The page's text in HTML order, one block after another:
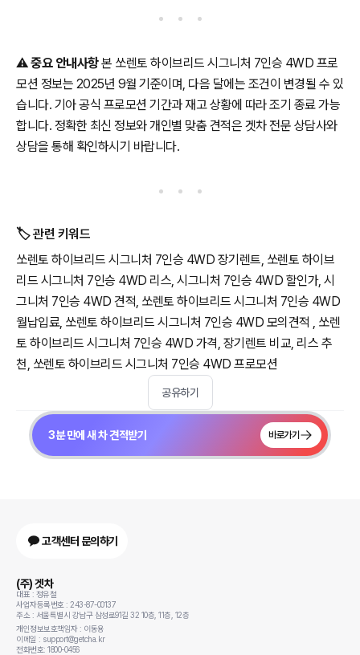
⚠️중요 안내사항본 쏘렌토 하이브리드 시그니처 7인승 4WD 프로
모션 정보는 2025년 9월 기준이며, 다음 달에는 조건이 변경될 수 있
습니다. 기아 공식 프로모션 기간과 재고 상황에 따라 조기 종료 가능
합니다. 정확한 최신 정보와 개인별 맞춤 견적은 겟차 전문 상담사와
상담을 통해 확인하시기 바랍니다.
🏷️ 관련 키워드
쏘렌토 하이브리드 시그니처 7인승 4WD 장기렌트, 쏘렌토 하이브
리드 시그니처 7인승 4WD 리스, 시그니처 7인승 4WD 할인가, 시
그니처 7인승 4WD 견적, 쏘렌토 하이브리드 시그니처 7인승 4WD
월납입료, 쏘렌토 하이브리드 시그니처 7인승 4WD 모의견적 , 쏘렌
토 하이브리드 시그니처 7인승 4WD 가격, 장기렌트 비교, 리스 추
천, 쏘렌토 하이브리드 시그니처 7인승 4WD 프로모션
공유하기
3분 만에 새 차 견적받기 바로가기
고객센터 문의하기
(주) 겟차
대표 : 정유철
사업자등록번호 : 243-87-00137
주소 : 서울특별시 강남구 삼성로91길 32 10층, 11층, 12층
개인정보보호책임자 : 이동용
이메일 : support@getcha.kr
전화번호: 1800-0456